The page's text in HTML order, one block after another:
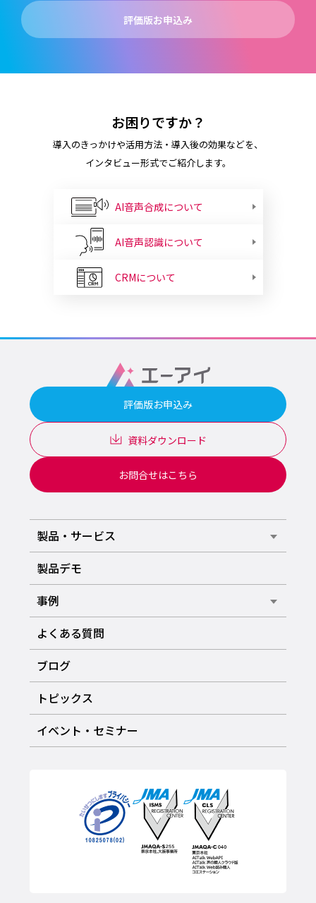
評価版お申込み
お困りですか？
導入のきっかけや活用方法・導入後の効果などを、
インタビュー形式でご紹介します。
AI音声合成について
AI音声認識について
CRMについて
評価版お申込み
資料ダウンロード
お問合せはこちら
製品・サービス
製品デモ
事例
よくある質問
ブログ
トピックス
イベント・セミナー